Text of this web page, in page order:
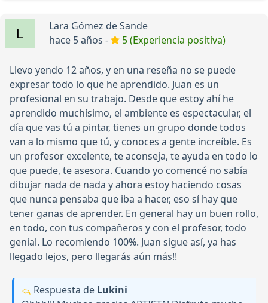
Lara Gómez de Sande
hace 5 años -
5 (Experiencia positiva)
Llevo yendo 12 años, y en una reseña no se puede
expresar todo lo que he aprendido. Juan es un
profesional en su trabajo. Desde que estoy ahí he
aprendido muchísimo, el ambiente es espectacular, el
día que vas tú a pintar, tienes un grupo donde todos
van a lo mismo que tú, y conoces a gente increíble. Es
un profesor excelente, te aconseja, te ayuda en todo lo
que puede, te asesora. Cuando yo comencé no sabía
dibujar nada de nada y ahora estoy haciendo cosas
que nunca pensaba que iba a hacer, eso sí hay que
tener ganas de aprender. En general hay un buen rollo,
en todo, con tus compañeros y con el profesor, todo
genial. Lo recomiendo 100%. Juan sigue así, ya has
llegado lejos, pero llegarás aún más!!
Respuesta de Lukini